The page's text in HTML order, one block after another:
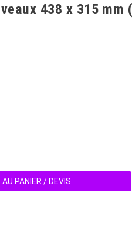
438 x 315 mm
PANIER / DEVIS